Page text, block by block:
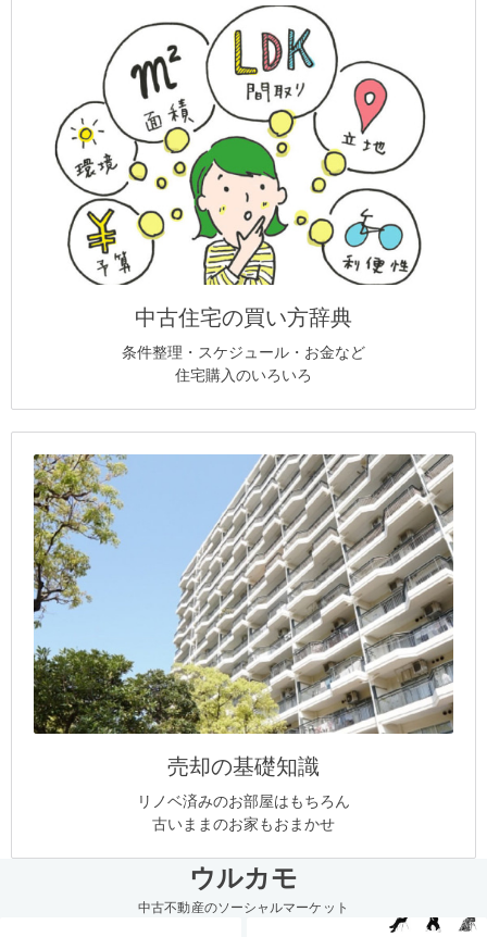
中古住宅の買い方辞典
条件整理・スケジュール・お金など
住宅購入のいろいろ
売却の基礎知識
リノベ済みのお部屋はもちろん
古いままのお家もおまかせ
ウルカモ
中古不動産のソーシャルマーケット